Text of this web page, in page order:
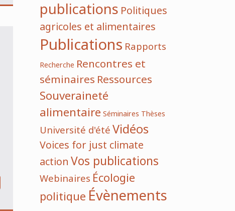
publicationsPolitiques
agricoles et alimentaires
PublicationsRapports
Recherche Rencontres et
séminairesRessources
Souveraineté
alimentaireSéminairesThèses
Université d'étéVidéos
Voices for just climate
actionVos publications
WebinairesÉcologie
politiqueÉvènements